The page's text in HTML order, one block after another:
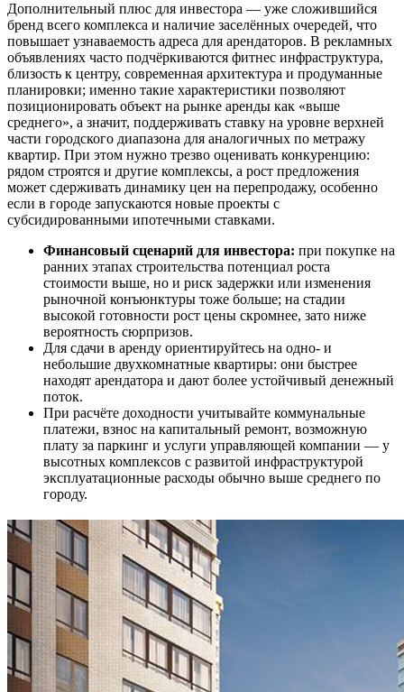
Дополнительный плюс для инвестора — уже сложившийся
бренд всего комплекса и наличие заселённых очередей, что
повышает узнаваемость адреса для арендаторов. В рекламных
объявлениях часто подчёркиваются фитнес инфраструктура,
близость к центру, современная архитектура и продуманные
планировки; именно такие характеристики позволяют
позиционировать объект на рынке аренды как «выше
среднего», а значит, поддерживать ставку на уровне верхней
части городского диапазона для аналогичных по метражу
квартир. При этом нужно трезво оценивать конкуренцию:
рядом строятся и другие комплексы, а рост предложения
может сдерживать динамику цен на перепродажу, особенно
если в городе запускаются новые проекты с
субсидированными ипотечными ставками.
Финансовый сценарий для инвестора: при покупке на
ранних этапах строительства потенциал роста
стоимости выше, но и риск задержки или изменения
рыночной конъюнктуры тоже больше; на стадии
высокой готовности рост цены скромнее, зато ниже
вероятность сюрпризов.
Для сдачи в аренду ориентируйтесь на одно- и
небольшие двухкомнатные квартиры: они быстрее
находят арендатора и дают более устойчивый денежный
поток.
При расчёте доходности учитывайте коммунальные
платежи, взнос на капитальный ремонт, возможную
плату за паркинг и услуги управляющей компании — у
высотных комплексов с развитой инфраструктурой
эксплуатационные расходы обычно выше среднего по
городу.